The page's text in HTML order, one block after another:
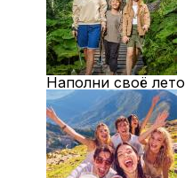
Наполни своё лето